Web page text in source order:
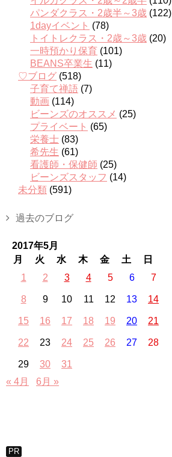
パンダクラス・2歳半～3歳 (122)
1dayイベント (78)
トイトレクラス・2歳～3歳 (20)
一時預かり保育 (101)
BEANS卒業生 (11)
♡ブログ (518)
子育て禅語 (7)
動画 (114)
ビーンズのオススメ (25)
プライベート (65)
栄養士 (83)
希先生 (61)
看護師・保健師 (25)
ビーンズスタッフ (14)
未分類 (591)
過去のブログ
2017年5月
月
火 水 木 金 土
日
1
2 3 4 5 6 7
8 9 10 11 12 13 14
15 16 17 18 19 20 21
22 23 24 25 26 27 28
29 30
31
« 4月
6月 »
PR